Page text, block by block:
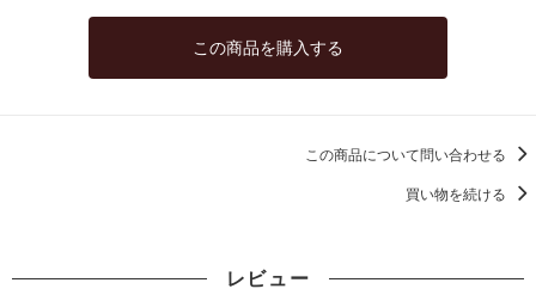
この商品を購入する
この商品について問い合わせる
買い物を続ける
レビュー